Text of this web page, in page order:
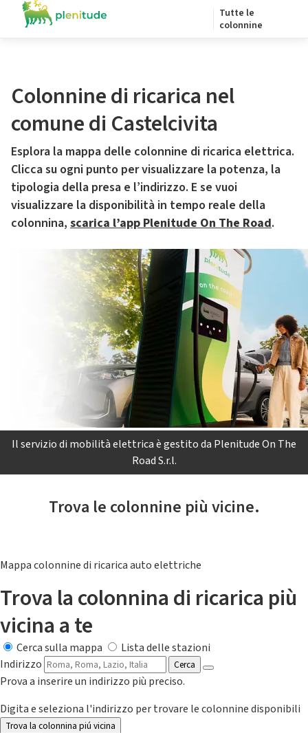
Tutte le
colonnine
Colonnine di ricarica nel
comune di Castelcivita
Esplora la mappa delle colonnine di ricarica elettrica.
Clicca su ogni punto per visualizzare la potenza, la
tipologia della presa e l’indirizzo. E se vuoi
visualizzare la disponibilità in tempo reale della
colonnina, scarica l’app Plenitude On The Road.
Il servizio di mobilità elettrica è gestito da Plenitude On The
Road S.r.l.
Trova le colonnine più vicine.
Mappa colonnine di ricarica auto elettriche
Trova la colonnina di ricarica più
vicina a te
Cerca sulla mappa
Lista delle stazioni
Indirizzo
Cerca
Prova a inserire un indirizzo più preciso.
Digita e seleziona l'indirizzo per trovare le colonnine disponibili
Trova la colonnina piú vicina